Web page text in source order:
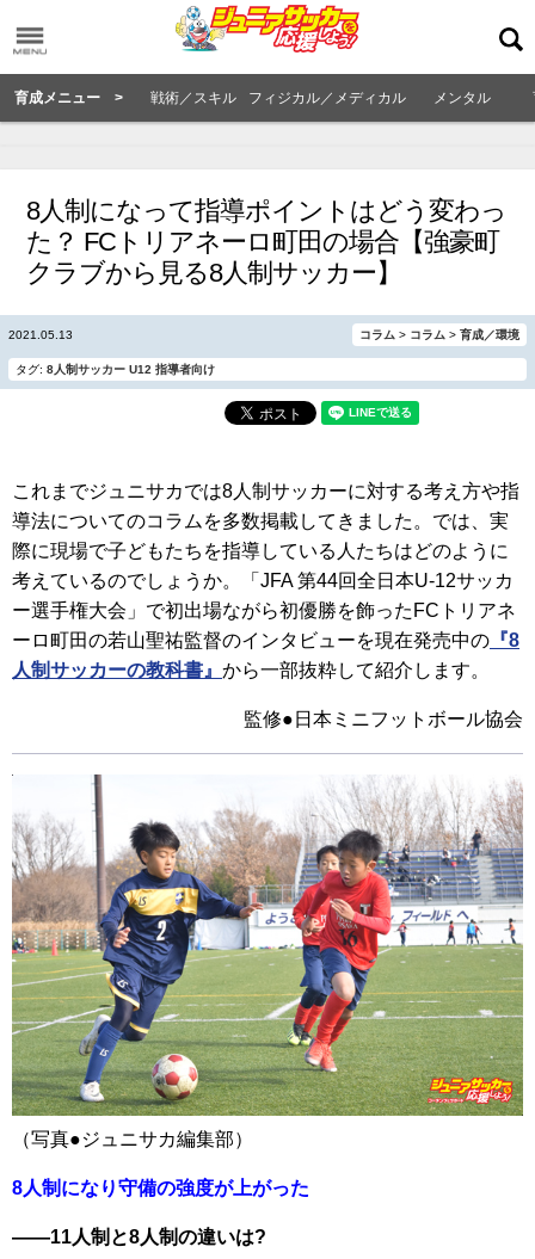
育成メニュー > 戦術／スキル フィジカル／メディカル メンタル
8人制になって指導ポイントはどう変わっ
た？ FCトリアネーロ町田の場合【強豪町
クラブから見る8人制サッカー】
2021.05.13 コラム > コラム > 育成／環境
タグ: 8人制サッカー U12 指導者向け
これまでジュニサカでは8人制サッカーに対する考え方や指
導法についてのコラムを多数掲載してきました。では、実
際に現場で子どもたちを指導している人たちはどのように
考えているのでしょうか。「JFA 第44回全日本U-12サッカ
ー選手権大会」で初出場ながら初優勝を飾ったFCトリアネ
ーロ町田の若山聖祐監督のインタビューを現在発売中の 『8
人制サッカーの教科書』 から一部抜粋して紹介します。
監修●日本ミニフットボール協会
（写真●ジュニサカ編集部）
8人制になり守備の強度が上がった
――11人制と8人制の違いは?